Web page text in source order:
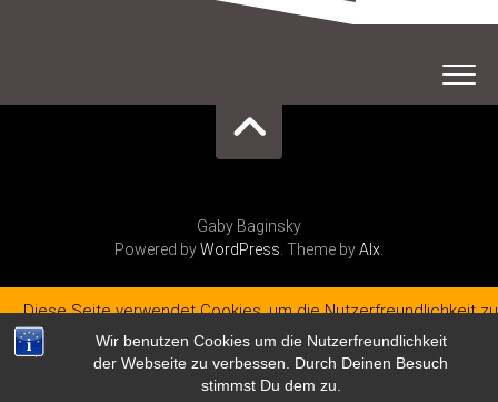
Wir benutzen Cookies um die Nutzerfreundlichkeit
der Webseite zu verbessen. Durch Deinen Besuch
stimmst Du dem zu.
Gaby Baginsky
Powered byWordPress. Theme byAlx.
Diese Seite verwendet Cookies, um die Nutzerfreundlichkeit zu
verbessern. Mit der weiteren Verwendung stimmst du dem zu.
Verstanden